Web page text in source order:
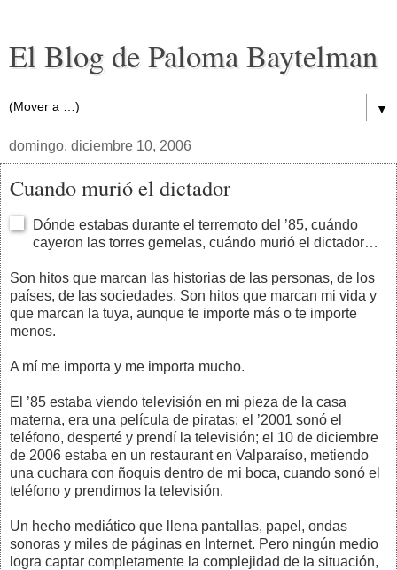
El Blog de Paloma Baytelman
▼
domingo, diciembre 10, 2006
Cuando murió el dictador
Dónde estabas durante el terremoto del ’85, cuándo
cayeron las torres gemelas, cuándo murió el dictador…
Son hitos que marcan las historias de las personas, de los
países, de las sociedades. Son hitos que marcan mi vida y
que marcan la tuya, aunque te importe más o te importe
menos.
A mí me importa y me importa mucho.
El ’85 estaba viendo televisión en mi pieza de la casa
materna, era una película de piratas; el ’2001 sonó el
teléfono, desperté y prendí la televisión; el 10 de diciembre
de 2006 estaba en un restaurant en Valparaíso, metiendo
una cuchara con ñoquis dentro de mi boca, cuando sonó el
teléfono y prendimos la televisión.
Un hecho mediático que llena pantallas, papel, ondas
sonoras y miles de páginas en Internet. Pero ningún medio
logra captar completamente la complejidad de la situación,